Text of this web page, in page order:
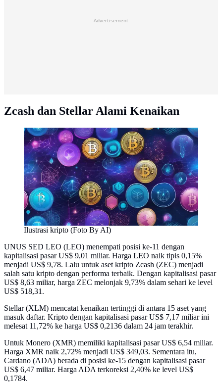
Advertisement
Zcash dan Stellar Alami Kenaikan
Ilustrasi kripto (Foto By AI)
UNUS SED LEO (LEO) menempati posisi ke-11 dengan
kapitalisasi pasar US$ 9,01 miliar. Harga LEO naik tipis 0,15%
menjadi US$ 9,78. Lalu untuk aset kripto Zcash (ZEC) menjadi
salah satu kripto dengan performa terbaik. Dengan kapitalisasi pasar
US$ 8,63 miliar, harga ZEC melonjak 9,73% dalam sehari ke level
US$ 518,31.
Stellar (XLM) mencatat kenaikan tertinggi di antara 15 aset yang
masuk daftar. Kripto dengan kapitalisasi pasar US$ 7,17 miliar ini
melesat 11,72% ke harga US$ 0,2136 dalam 24 jam terakhir.
Untuk Monero (XMR) memiliki kapitalisasi pasar US$ 6,54 miliar.
Harga XMR naik 2,72% menjadi US$ 349,03. Sementara itu,
Cardano (ADA) berada di posisi ke-15 dengan kapitalisasi pasar
US$ 6,47 miliar. Harga ADA terkoreksi 2,40% ke level US$
0,1784.